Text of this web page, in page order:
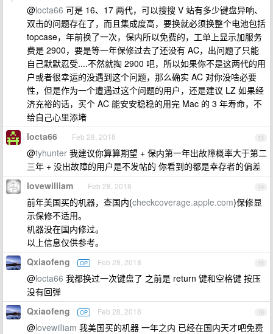
@locta66 可是 16、17 两代，可以搜搜 V 站有多少键盘异响、
双击的问题存在了，而且集成度高，要换就必须换整个电池包括
topcase，年前换了一次，保内所以免费的，工单上显示加服务
费是 2900，要是等一年保修过去了还没有 AC，出问题了只能
自己默默忍受....不然就掏 2900 吧，所以如果你不是这两代的用
户或者很幸运的没遇到这个问题，那么确实 AC 对你没啥必要
性，但是作为一个遭遇过这个问题的用户，还是建议 LZ 如果经
济充裕的话，买个 AC 能安安稳稳的用完 Mac 的 3 年寿命，不
给自己心里添堵
13
locta66 Feb 28, 2018
@tyhunter 我建议你算算期望 + 保内第一年出故障概率大于第二
三年 + 没出故障的用户是不发帖的 你看到的都是幸存者的偏差
14
lovewilliam Feb 28, 2018
前年美国买的机器，查国内(checkcoverage.apple.com)保修显
示保修不适用。
机器没在国内修过。
以上信息仅供参考。
15
Qxiaofeng OP Feb 28, 2018
@locta66 我都换过一次键盘了 之前是 return 键和空格键 按压
没有回弹
16
Qxiaofeng OP Feb 28, 2018
@lovewilliam 我美国买的机器 一年之内 已经在国内天才吧免费